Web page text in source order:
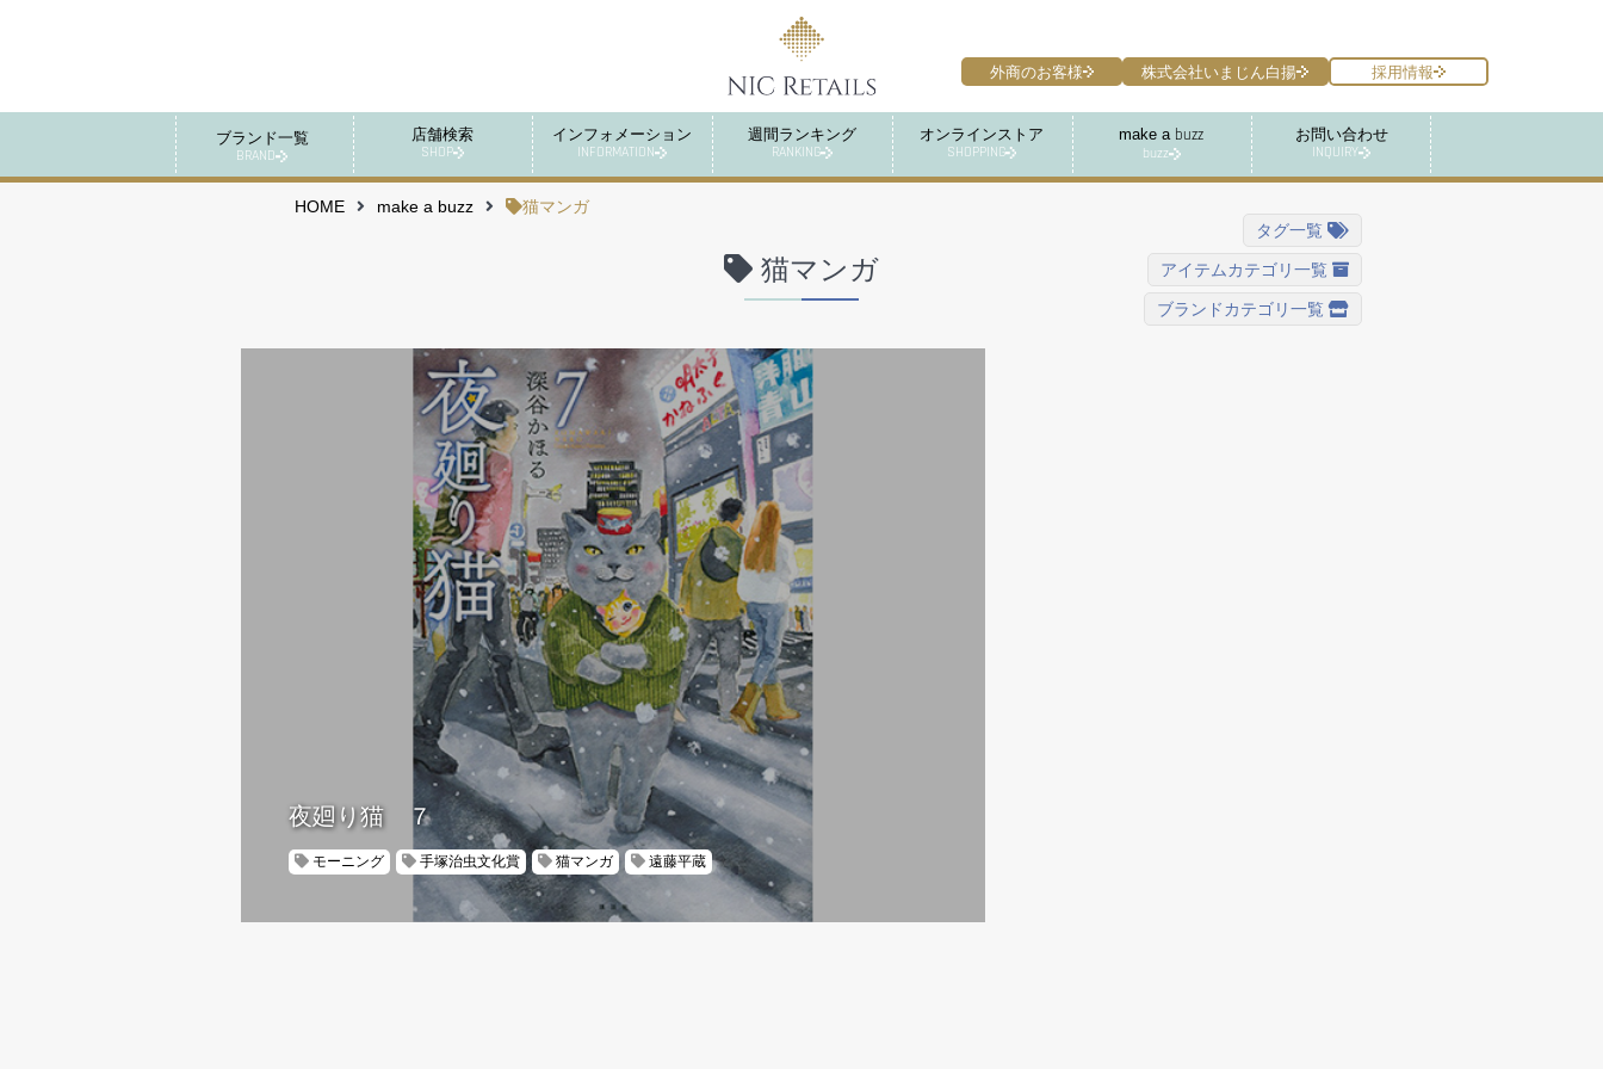
ブランド一覧
BRAND
店舗検索
SHOP
インフォメーション
INFORMATION
週間ランキング
RANKING
オンラインストア
SHOPPING
make a buzz
buzz
お問い合わせ
INQUIRY
外商のお客様 株式会社いまじん白揚 採用情報
HOME make a buzz 猫マンガ
猫マンガ
タグ一覧
アイテムカテゴリ一覧
ブランドカテゴリ一覧
夜廻り猫 ７
モーニング 手塚治虫文化賞 猫マンガ 遠藤平蔵